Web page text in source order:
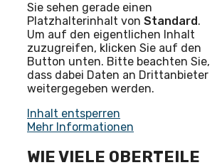
Sie sehen gerade einen
Platzhalterinhalt von Standard .
Um auf den eigentlichen Inhalt
zuzugreifen, klicken Sie auf den
Button unten. Bitte beachten Sie,
dass dabei Daten an Drittanbieter
weitergegeben werden.
Inhalt entsperren
Mehr Informationen
WIE VIELE OBERTEILE